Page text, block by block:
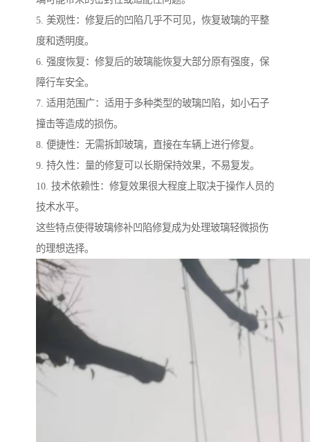
5. 美观性：修复后的凹陷几乎不可见，恢复玻璃的平整
度和透明度。
6. 强度恢复：修复后的玻璃能恢复大部分原有强度，保
障行车安全。
7. 适用范围广：适用于多种类型的玻璃凹陷，如小石子
撞击等造成的损伤。
8. 便捷性：无需拆卸玻璃，直接在车辆上进行修复。
9. 持久性：量的修复可以长期保持效果，不易复发。
10. 技术依赖性：修复效果很大程度上取决于操作人员的
技术水平。
这些特点使得玻璃修补凹陷修复成为处理玻璃轻微损伤
的理想选择。